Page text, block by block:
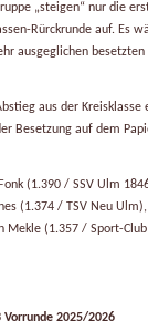
„steigen“ nur die
Rürckrunde auf. Es
ausgeglichen
aus der
Besetzung auf dem
(1.390 / SSV Ulm
(1.374 / TSV Neu
Mekle (1.357 / Sport-
Vorrunde 2025/2026